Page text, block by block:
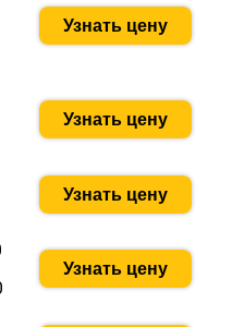
Узнать цену
Узнать цену
Узнать цену
Узнать цену